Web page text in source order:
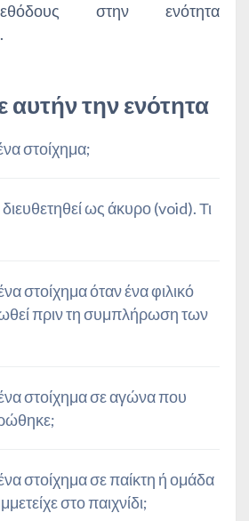
στην ενότητα
.
την ενότητα
στοίχημα;
διευθετηθεί ως άκυρο (void). Τι
στοίχημα όταν ένα φιλικό
πριν τη συμπλήρωση των
στοίχημα σε αγώνα που
στοίχημα σε παίκτη ή ομάδα
στο παιχνίδι;